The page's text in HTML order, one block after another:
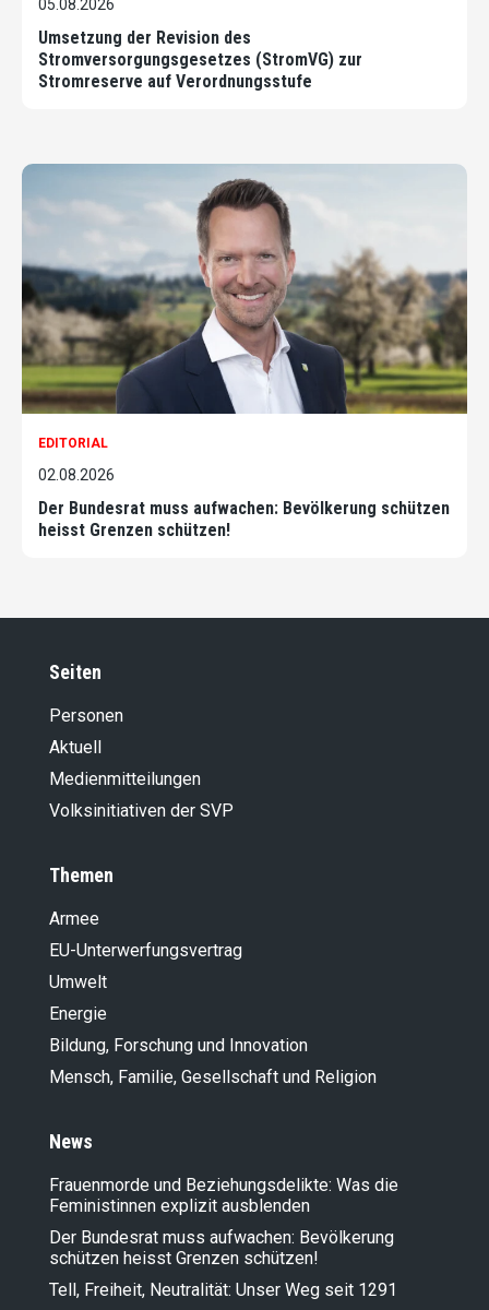
05.08.2026
Umsetzung der Revision des
Stromversorgungsgesetzes (StromVG) zur
Stromreserve auf Verordnungsstufe
EDITORIAL
02.08.2026
Der Bundesrat muss aufwachen: Bevölkerung schützen
heisst Grenzen schützen!
Seiten
Personen
Aktuell
Medienmitteilungen
Volksinitiativen der SVP
Themen
Armee
EU-Unterwerfungsvertrag
Umwelt
Energie
Bildung, Forschung und Innovation
Mensch, Familie, Gesellschaft und Religion
News
Frauenmorde und Beziehungsdelikte: Was die
Feministinnen explizit ausblenden
Der Bundesrat muss aufwachen: Bevölkerung
schützen heisst Grenzen schützen!
Tell, Freiheit, Neutralität: Unser Weg seit 1291